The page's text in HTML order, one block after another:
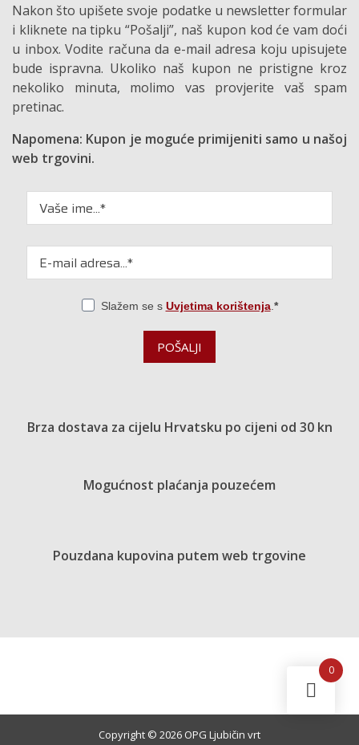
Nakon što upišete svoje podatke u newsletter formular
i kliknete na tipku “Pošalji”, naš kupon kod će vam doći
u inbox. Vodite računa da e-mail adresa koju upisujete
bude ispravna. Ukoliko naš kupon ne pristigne kroz
nekoliko minuta, molimo vas provjerite vaš spam
pretinac.
Napomena: Kupon je moguće primijeniti samo u našoj
web trgovini.
Slažem se s Uvjetima korištenja.
POŠALJI
Brza dostava za cijelu Hrvatsku po cijeni od 30 kn
Mogućnost plaćanja pouzećem
Pouzdana kupovina putem web trgovine
Copyright © 2026 OPG Ljubičin vrt
0